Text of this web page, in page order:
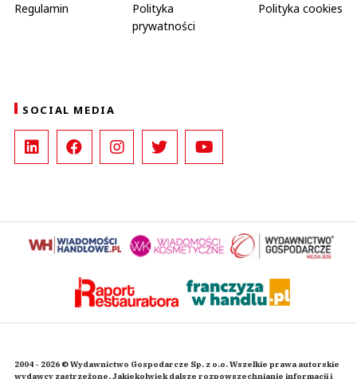
Regulamin
Polityka
prywatności
Polityka cookies
SOCIAL MEDIA
2004 - 2026 © Wydawnictwo Gospodarcze Sp. z o.o. Wszelkie prawa autorskie
wydawcy zastrzeżone. Jakiekolwiek dalsze rozpowszechnianie informacji i